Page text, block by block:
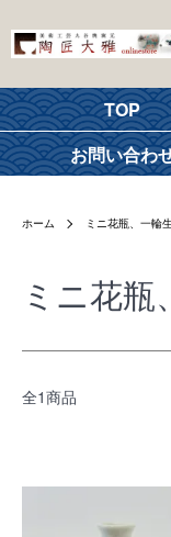
TOP
お問い合わ
ホーム ミニ花瓶、一輪生
ミニ花瓶
全1商品